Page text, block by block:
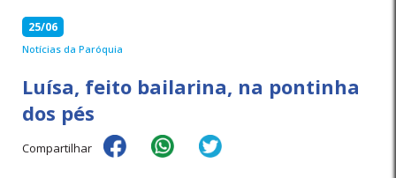
25/06
Notícias da Paróquia
Luísa, feito bailarina, na pontinha
dos pés
Compartilhar